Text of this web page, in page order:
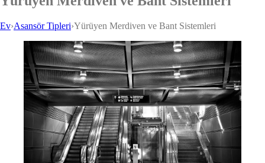
Ev›Asansör Tipleri›Yürüyen Merdiven ve Bant Sistemleri